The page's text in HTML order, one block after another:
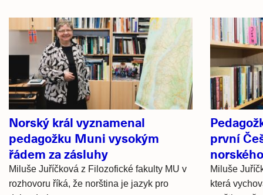
Související
články
Norský král vyznamenal
pedagožku Muni vysokým
řádem za zásluhy
Miluše Juříčková z Filozofické fakulty MU v
rozhovoru říká, že norština je jazyk pro
první
Miluše
která